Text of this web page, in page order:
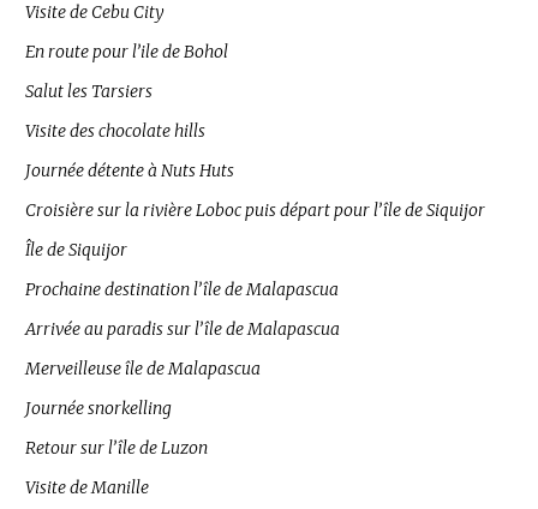
Visite de Cebu City
En route pour l’ile de Bohol
Salut les Tarsiers
Visite des chocolate hills
Journée détente à Nuts Huts
Croisière sur la rivière Loboc puis départ pour l’île de Siquijor
Île de Siquijor
Prochaine destination l’île de Malapascua
Arrivée au paradis sur l’île de Malapascua
Merveilleuse île de Malapascua
Journée snorkelling
Retour sur l’île de Luzon
Visite de Manille